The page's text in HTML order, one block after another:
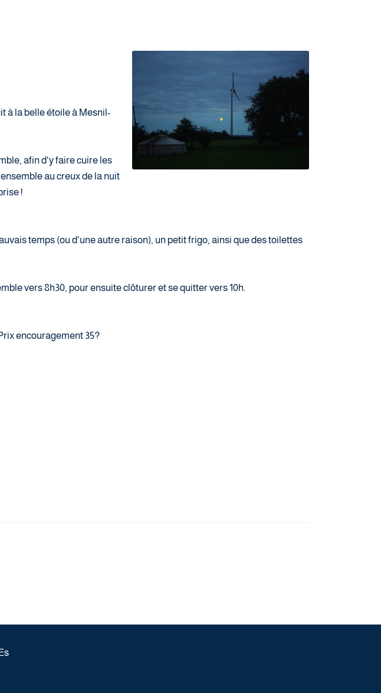
à la belle étoile à Mesnil-
afin d'y faire cuire les
au creux de la nuit
!
temps (ou d'une autre raison), un petit frigo, ainsi que des toilettes
vers 8h30, pour ensuite clôturer et se quitter vers 10h.
encouragement 35?